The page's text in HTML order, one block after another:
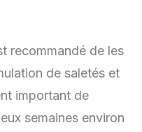
recommandé de les
de saletés et
important de
semaines environ